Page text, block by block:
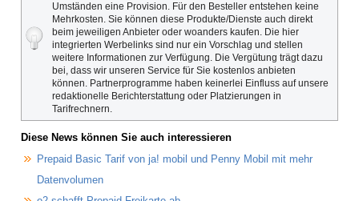
Umständen eine Provision. Für den Besteller entstehen keine
Mehrkosten. Sie können diese Produkte/Dienste auch direkt
beim jeweiligen Anbieter oder woanders kaufen. Die hier
integrierten Werbelinks sind nur ein Vorschlag und stellen
weitere Informationen zur Verfügung. Die Vergütung trägt dazu
bei, dass wir unseren Service für Sie kostenlos anbieten
können. Partnerprogramme haben keinerlei Einfluss auf unsere
redaktionelle Berichterstattung oder Platzierungen in
Tarifrechnern.
Diese News können Sie auch interessieren
Prepaid Basic Tarif von ja! mobil und Penny Mobil mit mehr
Datenvolumen